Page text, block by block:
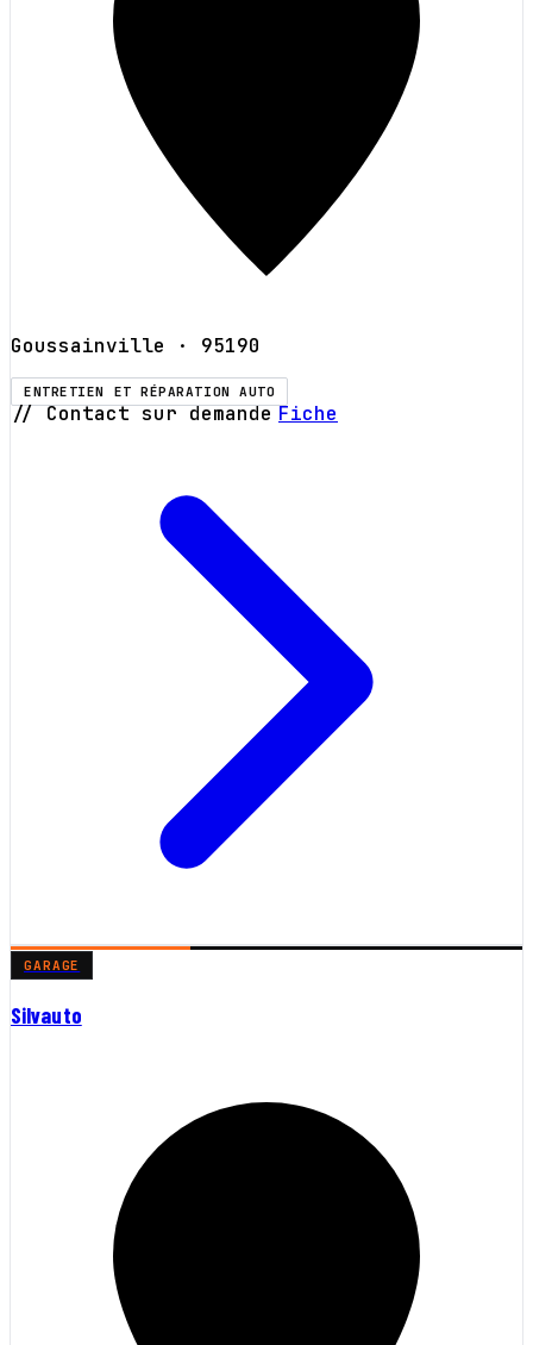
Goussainville · 95190
ENTRETIEN ET RÉPARATION AUTO
// Contact sur demande Fiche
GARAGE
Silvauto